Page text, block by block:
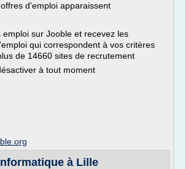
d'emploi apparaissent
emploi sur Jooble et recevez les
qui correspondent à vos critères
de 14660 sites de recrutement
à tout moment
à Lille